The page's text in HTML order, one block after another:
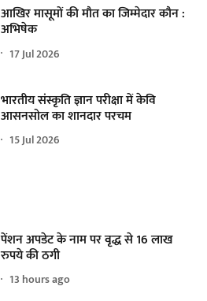
आखिर मासूमों की मौत का जिम्मेदार कौन :
अभिषेक
17 Jul 2026
भारतीय संस्कृति ज्ञान परीक्षा में केवि
आसनसोल का शानदार परचम
15 Jul 2026
पेंशन अपडेट के नाम पर वृद्ध से 16 लाख
रुपये की ठगी
13 hours ago